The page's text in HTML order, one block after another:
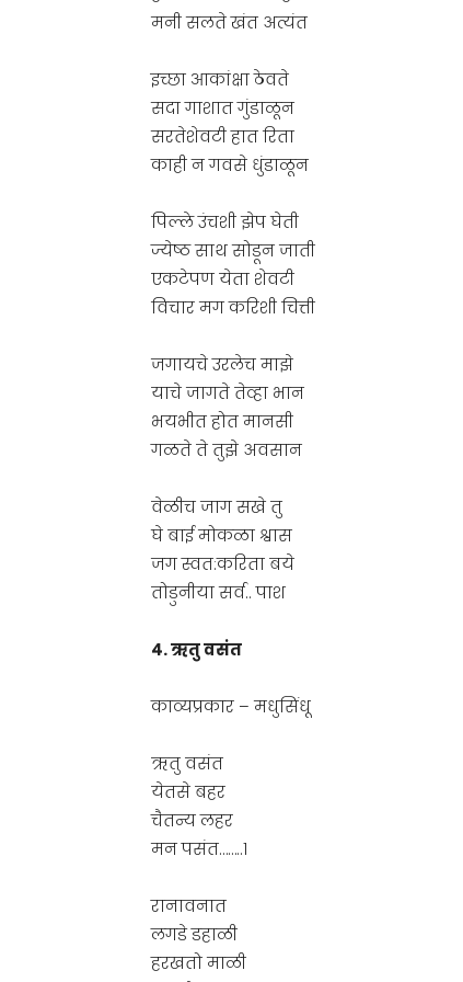
मनी सलते खंत अत्यंत
इच्छा आकांक्षा ठेवते
सदा गाशात गुंडाळून
सरतेशेवटी हात रिता
काही न गवसे धुंडाळून
पिल्ले उंचशी झेप घेती
ज्येष्ठ साथ सोडून जाती
एकटेपण येता शेवटी
विचार मग करिशी चित्ती
जगायचे उरलेच माझे
याचे जागते तेव्हा भान
भयभीत होत मानसी
गळते ते तुझे अवसान
वेळीच जाग सखे तु
घे बाई मोकळा श्वास
जग स्वत:करिता बये
तोडुनीया सर्व.. पाश
४. ऋतु वसंत
काव्यप्रकार – मधुसिंधू
ऋतु वसंत
येतसे बहर
चैतन्य लहर
मन पसंत……..१
रानावनात
लगडे डहाळी
हरखतो माळी